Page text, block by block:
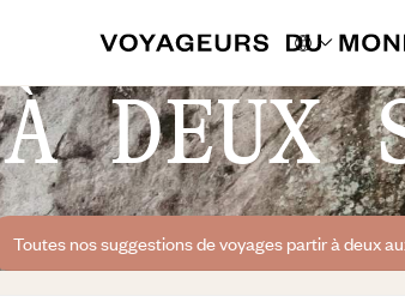
DEUX
Toutes nos suggestions de voyages partir à deux